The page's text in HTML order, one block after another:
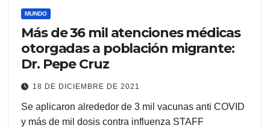
MUNDO
Más de 36 mil atenciones médicas
otorgadas a población migrante:
Dr. Pepe Cruz
18 DE DICIEMBRE DE 2021
Se aplicaron alrededor de 3 mil vacunas anti COVID
y más de mil dosis contra influenza STAFF